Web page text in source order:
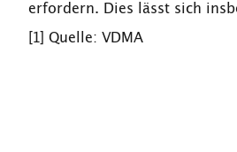
erfordern. Dies lässt sich
[1] Quelle: VDMA